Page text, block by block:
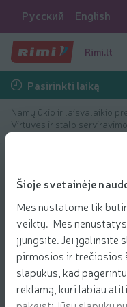
Šioje svetainėje
Mes nustatome tik
veiktų. Mes
įjungsite. Jei įgalinsite
pirmosios ir trečiosios
slapukus, kad
reklamą, kuri labiau
Русский English
Rimi.lt
Pasirinkti laiką
Namų ūkio ir laisvalaikio
Virtuvės ir stalo
Maisto gaminimo ir